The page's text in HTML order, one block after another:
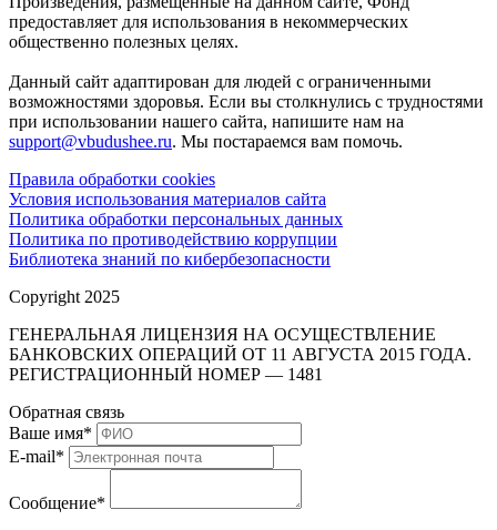
предоставляет для использования в некоммерческих
общественно полезных целях.
Данный сайт адаптирован для людей с ограниченными
возможностями здоровья. Если вы столкнулись с трудностями
при использовании нашего сайта, напишите нам на
support@vbudushee.ru. Мы постараемся вам помочь.
Правила обработки cookies
Условия использования материалов сайта
Политика обработки персональных данных
Политика по противодействию коррупции
Библиотека знаний по кибербезопасности
Copyright 2025
ГЕНЕРАЛЬНАЯ ЛИЦЕНЗИЯ НА ОСУЩЕСТВЛЕНИЕ
БАНКОВСКИХ ОПЕРАЦИЙ ОТ 11 АВГУСТА 2015 ГОДА.
РЕГИСТРАЦИОННЫЙ НОМЕР — 1481
Обратная связь
Ваше имя*
E-mail*
Сообщение*